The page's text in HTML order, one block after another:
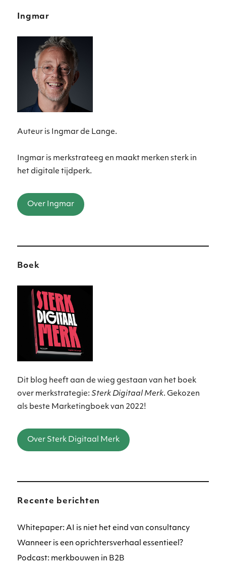
Ingmar
Auteur is Ingmar de Lange.
Ingmar is merkstrateeg en maakt merken sterk in
het digitale tijdperk.
Over Ingmar
Boek
Dit blog heeft aan de wieg gestaan van het boek
over merkstrategie:Sterk Digitaal Merk. Gekozen
als beste Marketingboek van 2022!
Over Sterk Digitaal Merk
Recente berichten
Whitepaper: AI is niet het eind van consultancy
Wanneer is een oprichtersverhaal essentieel?
Podcast: merkbouwen in B2B